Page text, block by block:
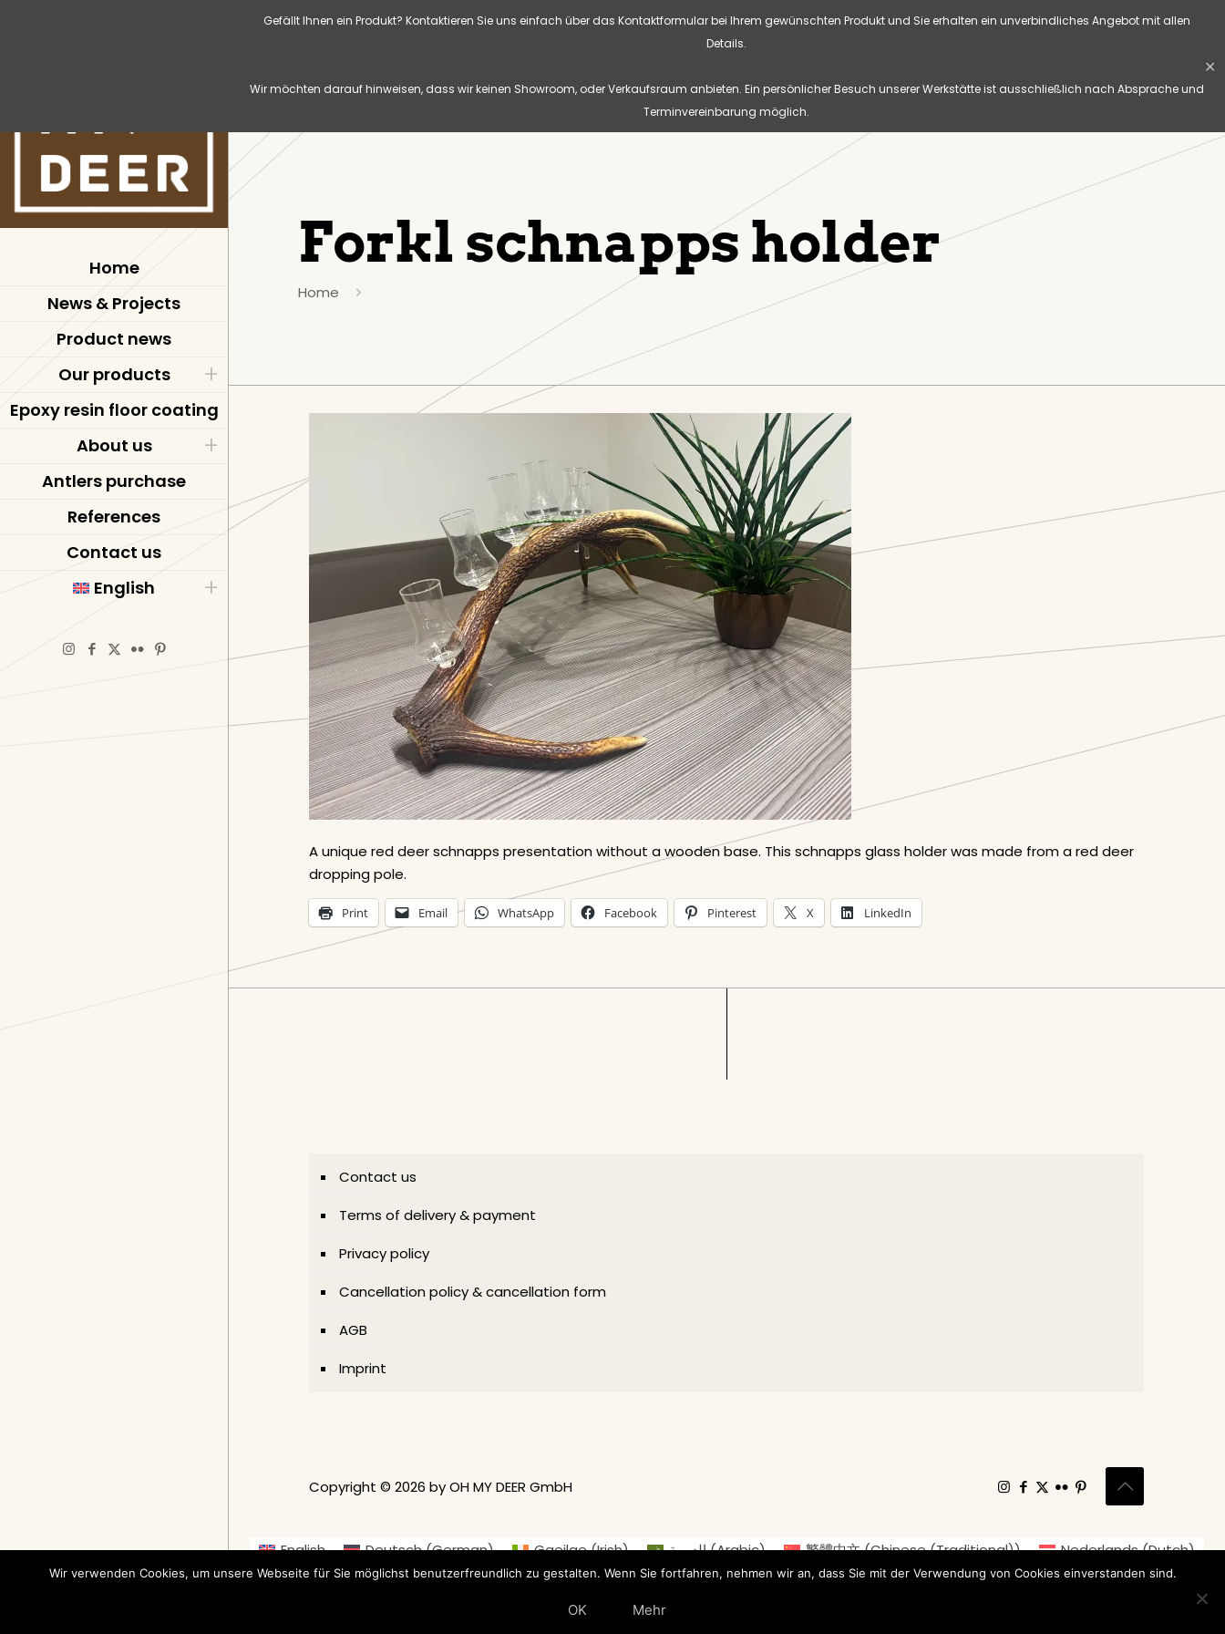
Gefällt Ihnen ein Produkt? Kontaktieren Sie uns einfach über das Kontaktformular bei Ihrem gewünschten Produkt und Sie erhalten ein unverbindliches Angebot mit allen
Details.
Wir möchten darauf hinweisen, dass wir keinen Showroom, oder Verkaufsraum anbieten. Ein persönlicher Besuch unserer Werkstätte ist ausschließlich nach Absprache und
Terminvereinbarung möglich.
✕
Home
News & Projects
Product news
Our products
Epoxy resin floor coating
About us
Antlers purchase
References
Contact us
English
Forkl schnapps holder
Home
A unique red deer schnapps presentation without a wooden base. This schnapps glass holder was made from a red deer
dropping pole.
Print Email WhatsApp Facebook Pinterest X LinkedIn
Contact us
Terms of delivery & payment
Privacy policy
Cancellation policy & cancellation form
AGB
Imprint
Copyright © 2026 by OH MY DEER GmbH
English Deutsch(German) Gaeilge(Irish) العربية(Arabic) 繁體中文(Chinese (Traditional)) Nederlands(Dutch)
Suomi(Finnish ) Français( French) Italiano(Italian) 日本語(Japanese) Norsk bokmål(Norwegian Bokmål)
Wir verwenden Cookies, um unsere Webseite für Sie möglichst benutzerfreundlich zu gestalten. Wenn Sie fortfahren, nehmen wir an, dass Sie mit der Verwendung von Cookies einverstanden sind.
OK Mehr